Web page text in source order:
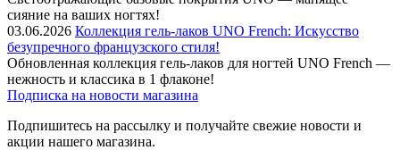
сияние на ваших ногтях!
03.06.2026 Коллекция гель-лаков UNO French: Искусство
безупречного французского стиля!
Обновленная коллекция гель-лаков для ногтей UNO French —
нежность и классика в 1 флаконе!
Подписка на новости магазина
Подпишитесь на рассылку и получайте свежие новости и
акции нашего магазина.